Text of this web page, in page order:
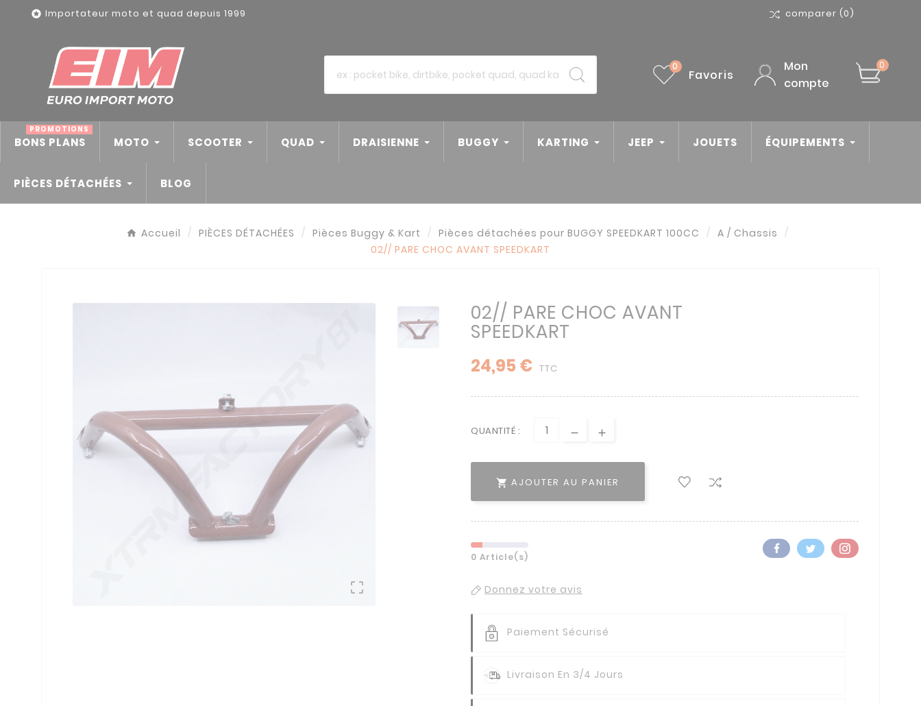
 Importateur moto et quad depuis 1999 comparer (0)
Favoris
0
Mon
compte
0
BONS PLANS
PROMOTIONS
MOTO SCOOTER QUAD DRAISIENNE BUGGY KARTING JEEP JOUETS ÉQUIPEMENTS
PIÈCES DÉTACHÉES BLOG
Accueil PIÈCES DÉTACHÉES Pièces Buggy & Kart Pièces détachées pour BUGGY SPEEDKART 100CC
A / Chassis
02// PARE CHOC AVANT SPEEDKART

02// PARE CHOC AVANT
SPEEDKART
24,95 € TTC
QUANTITÉ :
 AJOUTER AU PANIER
0 Article(s)
Donnez votre avis
Paiement Sécurisé
Livraison En 3/4 Jours
Panneau de gestion des cookies